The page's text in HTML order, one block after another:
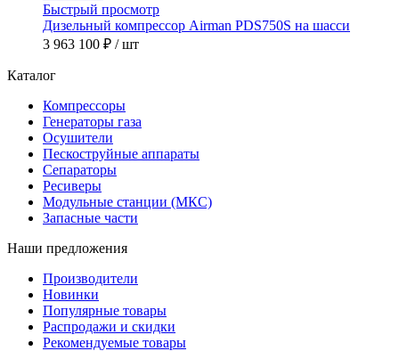
Быстрый просмотр
Дизельный компрессор Airman PDS750S на шасси
3 963 100 ₽ / шт
Каталог
Компрессоры
Генераторы газа
Осушители
Пескоструйные аппараты
Сепараторы
Ресиверы
Модульные станции (МКС)
Запасные части
Наши предложения
Производители
Новинки
Популярные товары
Распродажи и скидки
Рекомендуемые товары